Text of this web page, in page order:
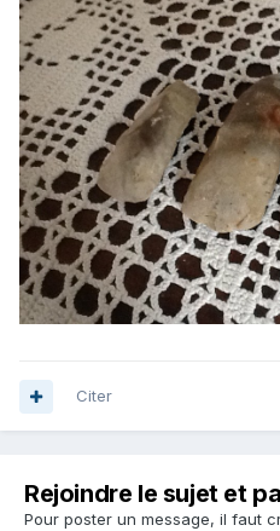
Citer
Rejoindre le sujet et
Pour poster un message, il faut